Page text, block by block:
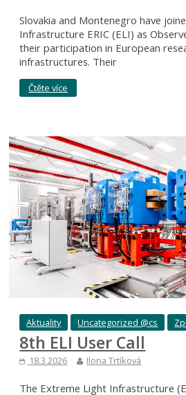
Slovakia and Montenegro have
Infrastructure ERIC (ELI) as
their participation in European
infrastructures. Their
Čtěte více
Aktuality Uncategorized @cs
8th ELI User Call
18.3.2026 Ilona Trtíková
The Extreme Light Infrastructure